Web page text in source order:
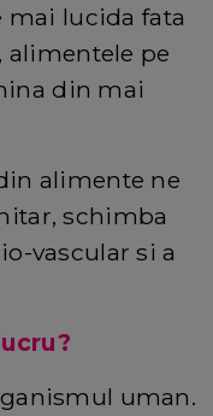
mai lucida fata
alimentele pe
din mai
alimente ne
schimba
vascular si a
uman.